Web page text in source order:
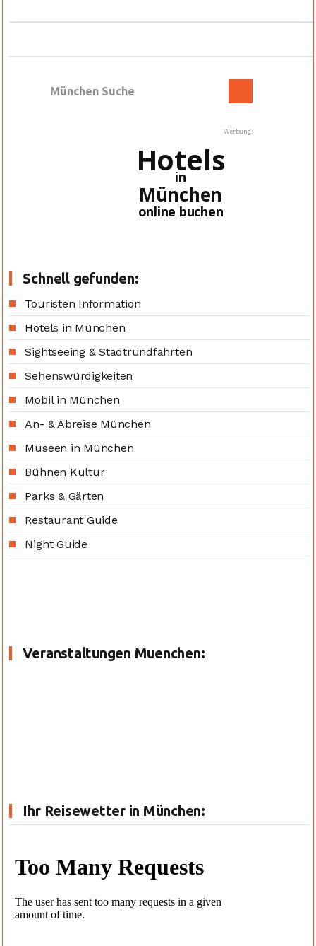
Werbung:
Hotels
in
München
online buchen
Schnell gefunden:
Touristen Information
Hotels in München
Sightseeing & Stadtrundfahrten
Sehenswürdigkeiten
Mobil in München
An- & Abreise München
Museen in München
Bühnen Kultur
Parks & Gärten
Restaurant Guide
Night Guide
Veranstaltungen Muenchen:
Ihr Reisewetter in München: